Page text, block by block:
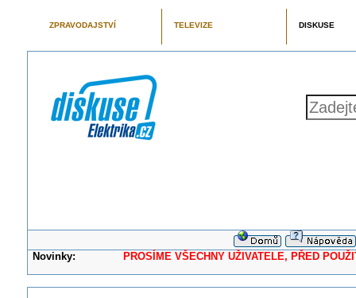
ZPRAVODAJSTVÍ TELEVIZE DISKUSE
Novinky: PROSÍME VŠECHNY UŽIVATELE, PŘED